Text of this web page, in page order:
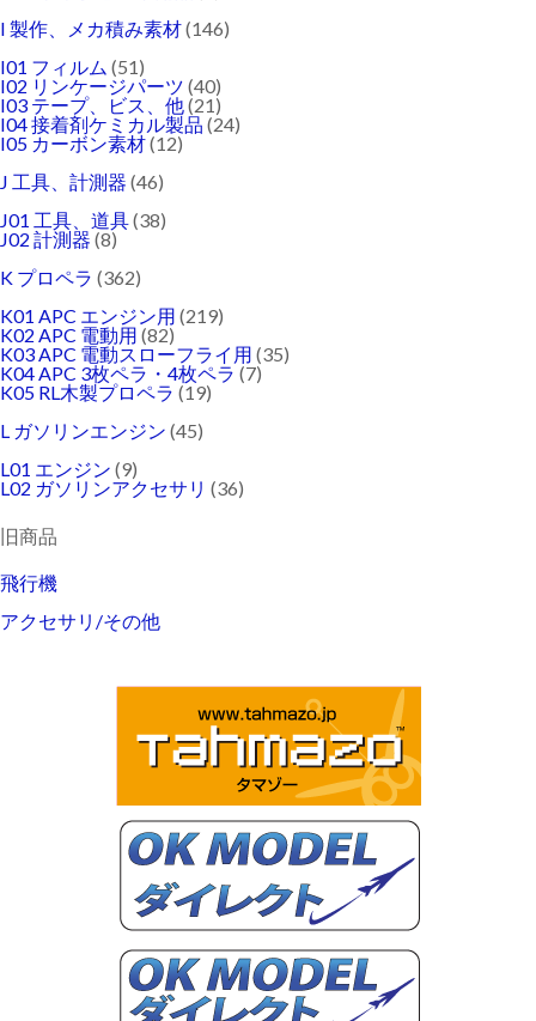
I 製作、メカ積み素材(146)
I01 フィルム (51)
I02 リンケージパーツ (40)
I03 テープ、ビス、他(21)
I04 接着剤ケミカル製品 (24)
I05 カーボン素材(12)
J 工具、計測器 (46)
J01 工具、道具(38)
J02 計測器 (8)
K プロペラ (362)
K01 APC エンジン用 (219)
K02 APC 電動用 (82)
K03 APC 電動スローフライ用 (35)
K04 APC 3枚ペラ・4枚ペラ (7)
K05 RL木製プロペラ (19)
L ガソリンエンジン (45)
L01 エンジン (9)
L02 ガソリンアクセサリ (36)
旧商品
飛行機
アクセサリ/その他